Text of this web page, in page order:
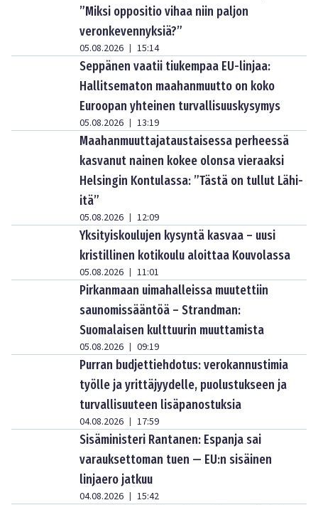
”Miksi oppositio vihaa niin paljon
veronkevennyksiä?”
05.08.2026 | 15:14
Seppänen vaatii tiukempaa EU-linjaa:
Hallitsematon maahanmuutto on koko
Euroopan yhteinen turvallisuuskysymys
05.08.2026 | 13:19
Maahanmuuttajataustaisessa perheessä
kasvanut nainen kokee olonsa vieraaksi
Helsingin Kontulassa: ”Tästä on tullut Lähi-
itä”
05.08.2026 | 12:09
Yksityiskoulujen kysyntä kasvaa – uusi
kristillinen kotikoulu aloittaa Kouvolassa
05.08.2026 | 11:01
Pirkanmaan uimahalleissa muutettiin
saunomissääntöä – Strandman:
Suomalaisen kulttuurin muuttamista
05.08.2026 | 09:19
Purran budjettiehdotus: verokannustimia
työlle ja yrittäjyydelle, puolustukseen ja
turvallisuuteen lisäpanostuksia
04.08.2026 | 17:59
Sisäministeri Rantanen: Espanja sai
varauksettoman tuen — EU:n sisäinen
linjaero jatkuu
04.08.2026 | 15:42